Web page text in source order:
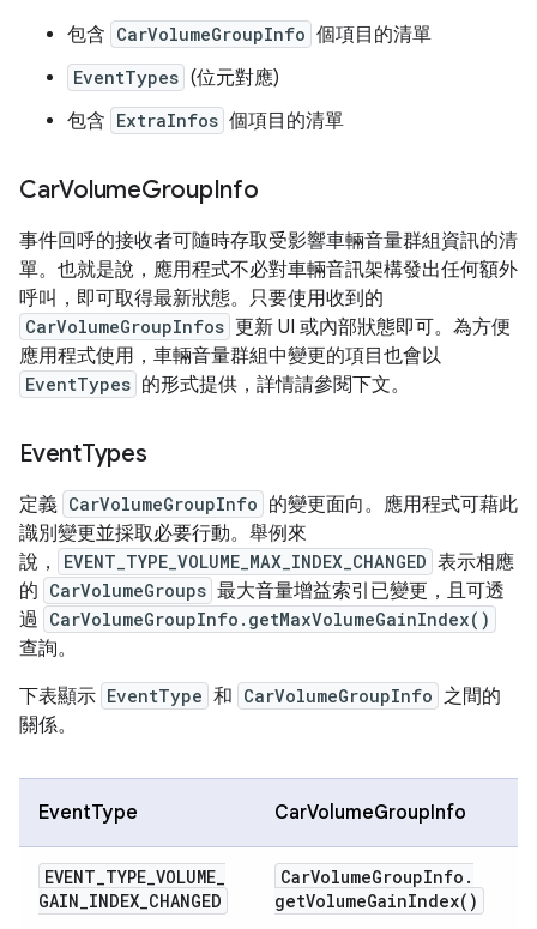
包含 CarVolumeGroupInfo 個項目的清單
EventTypes (位元對應)
包含 ExtraInfos 個項目的清單
CarVolumeGroupInfo
事件回呼的接收者可隨時存取受影響車輛音量群組資訊的清
單。也就是說，應用程式不必對車輛音訊架構發出任何額外
呼叫，即可取得最新狀態。只要使用收到的
CarVolumeGroupInfos 更新 UI 或內部狀態即可。為方便
應用程式使用，車輛音量群組中變更的項目也會以
EventTypes 的形式提供，詳情請參閱下文。
EventTypes
定義 CarVolumeGroupInfo 的變更面向。應用程式可藉此
識別變更並採取必要行動。舉例來
說，
EVENT_TYPE_VOLUME_MAX_INDEX_CHANGED 表示相應
的 CarVolumeGroups 最大音量增益索引已變更，且可透
過
CarVolumeGroupInfo.getMaxVolumeGainIndex()
查詢。
下表顯示 EventType 和 CarVolumeGroupInfo 之間的
關係。
EventType CarVolumeGroupInfo
EVENT TYPE VOLUME
GAIN INDEX CHANGED
CarVolumeGroupInfo .
getVolumeGainIndex( )